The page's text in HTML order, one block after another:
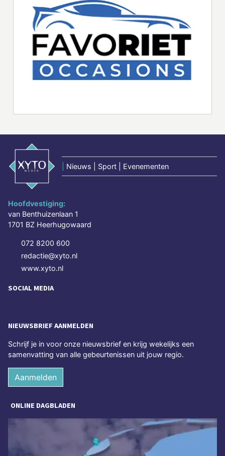
Nieuws | Sport | Evenementen
Hoofdvestiging:
van Benthuizenlaan 1
1701 BZ Heerhugowaard
072 8200 600
redactie@xyto.nl
www.xyto.nl
SOCIAL MEDIA
NIEUWSBRIEF AANMELDEN
Schrijf je in voor onze nieuwsbrief en krijg wekelijks een
samenvatting van alle gebeurtenissen uit jouw regio.
Aanmelden
ONLINE DAGBLADEN